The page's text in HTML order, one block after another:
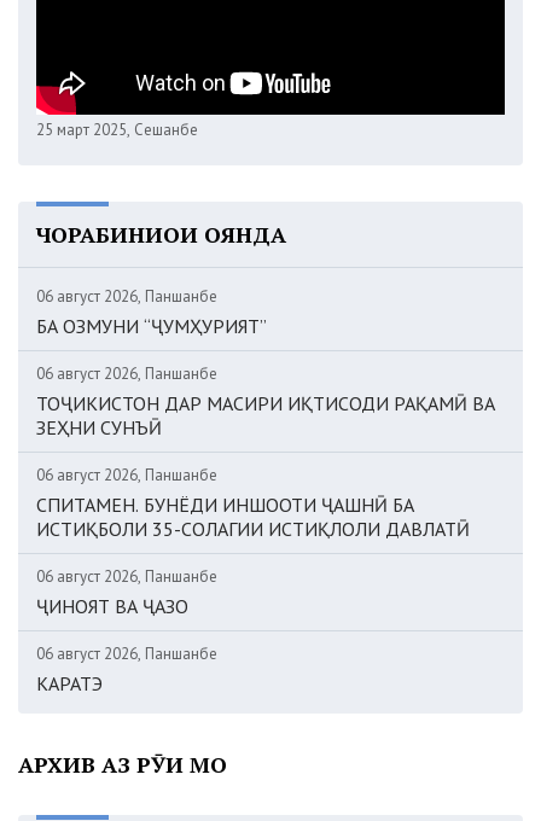
25 март 2025, Сешанбе
ЧОРАБИНИҲОИ ОЯНДА
06 август 2026, Панҷшанбе
БА ОЗМУНИ “ҶУМҲУРИЯТ”
06 август 2026, Панҷшанбе
ТОҶИКИСТОН ДАР МАСИРИ ИҚТИСОДИ РАҚАМӢ ВА
ЗЕҲНИ СУНЪӢ
06 август 2026, Панҷшанбе
СПИТАМЕН. БУНЁДИ ИНШООТИ ҶАШНӢ БА
ИСТИҚБОЛИ 35-СОЛАГИИ ИСТИҚЛОЛИ ДАВЛАТӢ
06 август 2026, Панҷшанбе
ҶИНОЯТ ВА ҶАЗО
06 август 2026, Панҷшанбе
КАРАТЭ
АРХИВ АЗ РӮИ МОҲ